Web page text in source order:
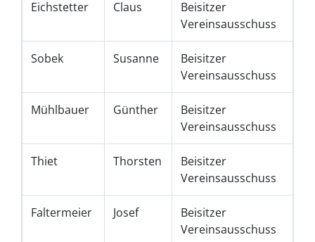
Eichstetter Claus
Beisitzer
Vereinsausschuss
Sobek Susanne
Beisitzer
Vereinsausschuss
Mühlbauer Günther
Beisitzer
Vereinsausschuss
Thiet Thorsten
Beisitzer
Vereinsausschuss
Faltermeier Josef
Beisitzer
Vereinsausschuss